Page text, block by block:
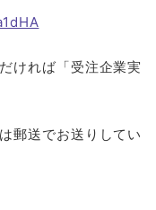
ければ「受注企業実
郵送でお送りしてい